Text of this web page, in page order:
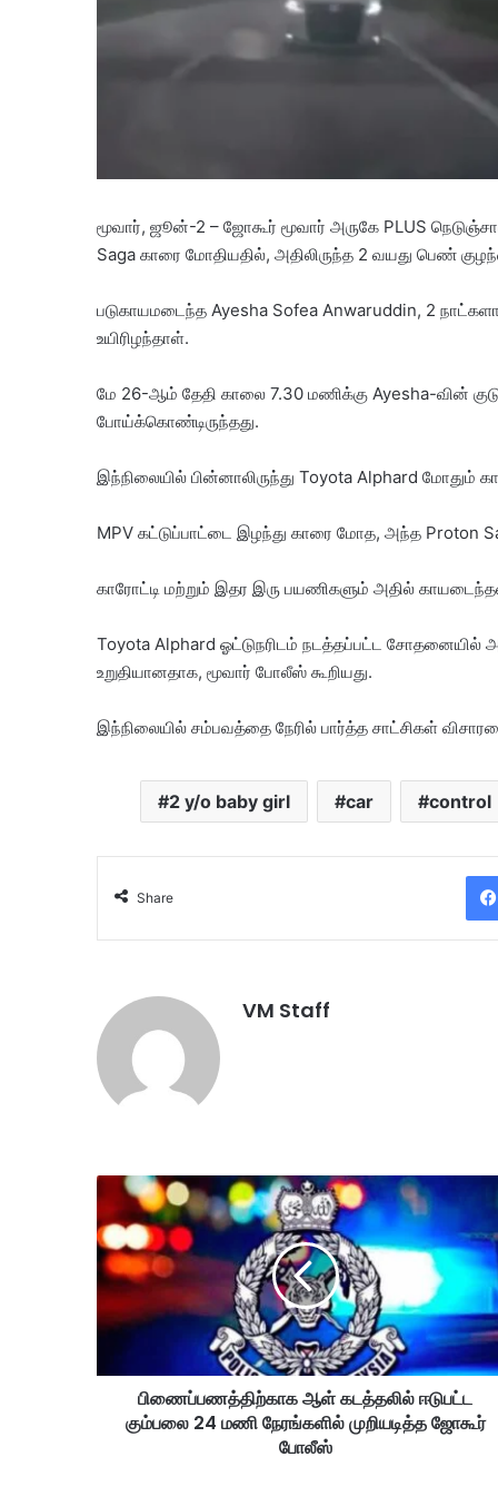
மூவார், ஜூன்-2 – ஜோகூர் மூவார் அருகே PLUS
Saga காரை மோதியதில், அதிலிருந்த 2 வயது பெண்
படுகாயமடைந்த Ayesha Sofea Anwaruddin, 2
உயிரிழந்தாள்.
மே 26-ஆம் தேதி காலை 7.30 மணிக்கு Ayesha-வின்
போய்க்கொண்டிருந்தது.
இந்நிலையில் பின்னாலிருந்து Toyota Alphard மோதும்
MPV கட்டுப்பாட்டை இழந்து காரை மோத, அந்த Proton
காரோட்டி மற்றும் இதர இரு பயணிகளும் அதில்
Toyota Alphard ஓட்டுநரிடம் நடத்தப்பட்ட
உறுதியானதாக, மூவார் போலீஸ் கூறியது.
இந்நிலையில் சம்பவத்தை நேரில் பார்த்த சாட்சிகள்
2 y/o baby girl car control
Share
VM Staff
பி
ணை
ப்
ப
ண
தி
கா
பிணைப்பணத்திற்காக ஆள் கடத்தலில் ஈடுபட்ட
கும்பலை 24 மணி நேரங்களில் முறியடித்த ஜோகூர்
போலீஸ்